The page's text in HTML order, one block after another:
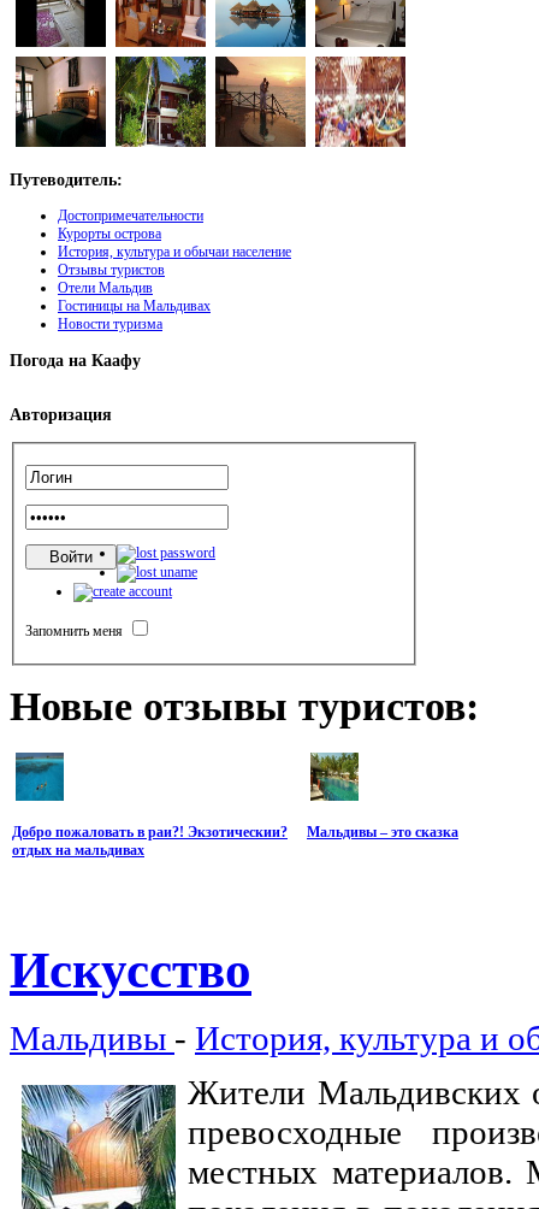
Путеводитель:
Достопримечательности
Курорты острова
История, культура и обычаи население
Отзывы туристов
Отели Мальдив
Гостиницы на Мальдивах
Новости туризма
Погода на Каафу
Авторизация
Запомнить меня
Новые отзывы туристов:
Добро пожаловать в раи?! Экзотическии?
отдых на мальдивах
Мальдивы – это сказка
Искусство
Мальдивы - История, культура и
Жители Мальдивских
превосходные
местных материалов.